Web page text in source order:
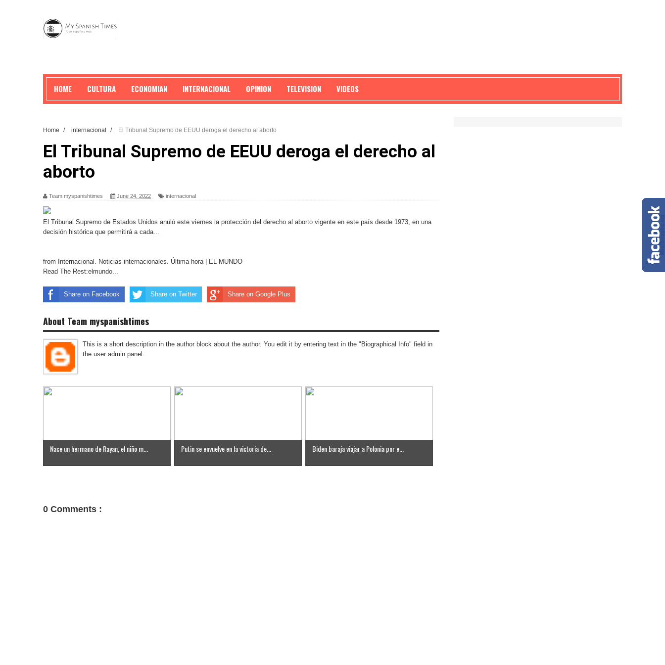
HOME CULTURA ECONOMIAN INTERNACIONAL OPINION TELEVISION VIDEOS
Home / internacional / El Tribunal Supremo de EEUU deroga el derecho al aborto
El Tribunal Supremo de EEUU deroga el derecho al
aborto
Team myspanishtimes June 24, 2022 internacional
El Tribunal Supremo de Estados Unidos anuló este viernes la protección del derecho al aborto vigente en este país desde 1973, en una
decisión histórica que permitirá a cada...
from Internacional. Noticias internacionales. Última hora | EL MUNDO
Read The Rest:elmundo...
Share on Facebook Share on Twitter Share on Google Plus
About Team myspanishtimes
This is a short description in the author block about the author. You edit it by entering text in the "Biographical Info" field in
the user admin panel.
Nace un hermano de Rayan, el niño m... Putin se envuelve en la victoria de... Biden baraja viajar a Polonia por e...
0 Comments :